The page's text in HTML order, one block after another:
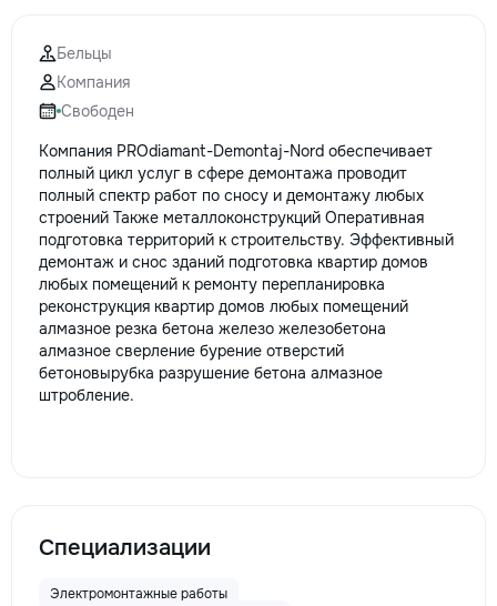
pentru o consultație gratuită și un
deviz fără obligații: 069 376 542
+373 603 31 178 Viber | WhatsApp
| Telegram Disponibili zilnic pentru
gratuit Consultanță profesională
Soluții pentru orice buget
Reparații executate la timp și cu
responsabilitate. Transformăm
ideile în locuințe confortabile,
moderne și funcționale! Calitatea
noastră – liniștea și confortul
dumneavoastră!
Бельцы
Компания
Свободен
Компания PROdiamant-Demontaj-Nord обеспечивает
полный цикл услуг в сфере демонтажа проводит
полный спектр работ по сносу и демонтажу любых
строений Также металлоконструкций Оперативная
подготовка территорий к строительству. Эффективный
демонтаж и снос зданий подготовка квартир домов
любых помещений к ремонту перепланировка
реконструкция квартир домов любых помещений
алмазное резка бетона железо железобетона
алмазное сверление бурение отверстий
бетоновырубка разрушение бетона алмазное
штробление.
Специализации
Электромонтажные работы